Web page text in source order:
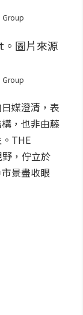
Group
Group
媒澄清，表
，也非由藤
THE
，佇立於
景盡收眼